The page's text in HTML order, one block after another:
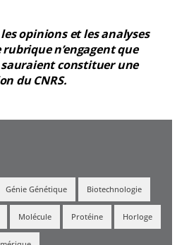
opinions et les analyses
n’engagent que
constituer une
du CNRS.
Génie Génétique Biotechnologie
Molécule Protéine Horloge